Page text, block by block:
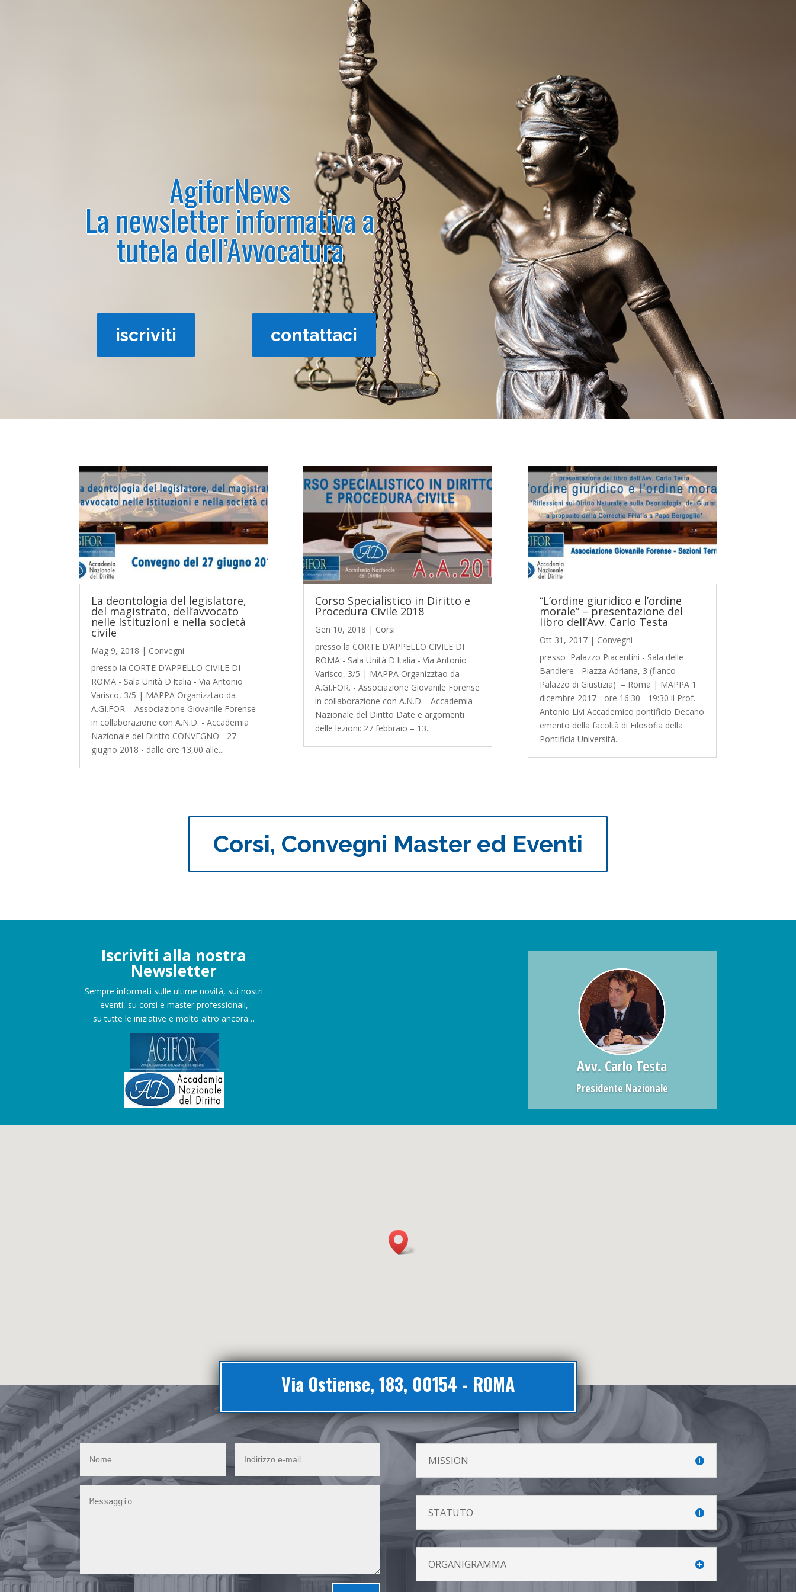
AgiforNews
La newsletter informativa a
tutela dell’Avvocatura
iscriviti contattaci
La deontologia del legislatore,
del magistrato, dell’avvocato
nelle Istituzioni e nella società
civile
Mag 9, 2018 | Convegni
presso la CORTE D’APPELLO CIVILE DI
ROMA - Sala Unità D'Italia - Via Antonio
Varisco, 3/5 | MAPPA Organizztao da
A.GI.FOR. - Associazione Giovanile Forense
in collaborazione con A.N.D. - Accademia
Nazionale del Diritto CONVEGNO - 27
giugno 2018 - dalle ore 13,00 alle...
Corso Specialistico in Diritto e
Procedura Civile 2018
Gen 10, 2018 | Corsi
presso la CORTE D’APPELLO CIVILE DI
ROMA - Sala Unità D'Italia - Via Antonio
Varisco, 3/5 | MAPPA Organizztao da
A.GI.FOR. - Associazione Giovanile Forense
in collaborazione con A.N.D. - Accademia
Nazionale del Diritto Date e argomenti
delle lezioni: 27 febbraio – 13...
“L’ordine giuridico e l’ordine
morale” – presentazione del
libro dell’Avv. Carlo Testa
Ott 31, 2017| Convegni
presso Palazzo Piacentini - Sala delle
Bandiere - Piazza Adriana, 3 (fianco
Palazzo di Giustizia) – Roma | MAPPA 1
dicembre 2017 - ore 16:30 - 19:30 il Prof.
Antonio Livi Accademico pontificio Decano
emerito della facoltà di Filosofia della
Pontificia Università...
Corsi, Convegni Master ed Eventi
Iscriviti alla nostra
Newsletter
Sempre informati sulle ultime novità, sui nostri
eventi, su corsi e master professionali,
su tutte le iniziative e molto altro ancora…
Avv. Carlo Testa
Presidente Nazionale
Via Ostiense, 183, 00154 - ROMA
MISSION
STATUTO
ORGANIGRAMMA